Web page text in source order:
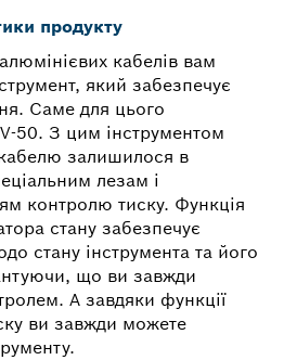
продукту
кабелів вам
який забезпечує
Саме для цього
50. З цим інструментом
залишилося в
лезам і
контролю тиску. Функція
стану забезпечує
стану інструмента та його
що ви завжди
А завдяки функції
ви завжди можете